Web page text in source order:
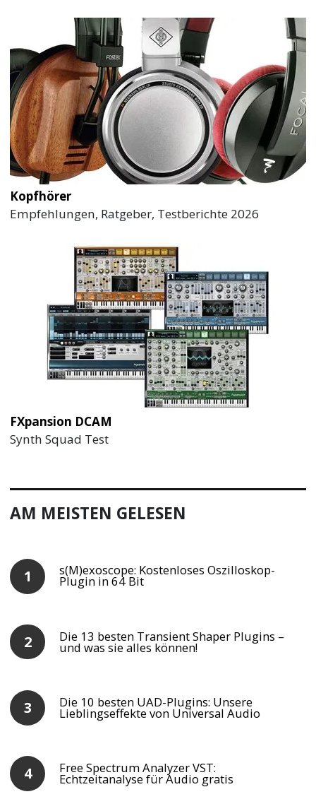
Kopfhörer
Empfehlungen, Ratgeber, Testberichte 2026
FXpansion DCAM
Synth Squad Test
AM MEISTEN GELESEN
s(M)exoscope: Kostenloses Oszilloskop-
Plugin in 64 Bit
Die 13 besten Transient Shaper Plugins –
und was sie alles können!
Die 10 besten UAD-Plugins: Unsere
Lieblingseffekte von Universal Audio
Free Spectrum Analyzer VST:
Echtzeitanalyse für Audio gratis